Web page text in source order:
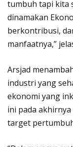
tumbuh tapi kita
dinamakan
berkontribusi,
manfaatnya,”
Arsjad
industri yang
ekonomi yang
ini pada
target